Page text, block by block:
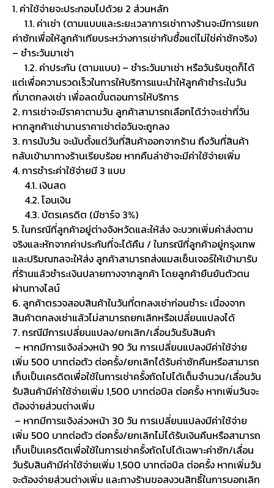
1. ค่าใช้จ่ายจะประกอบไปด้วย 2 ส่วนหลัก
1.1. ค่าเช่า (ตามแบบและระยะเวลาการเช่าทางร้านจะมีการแยก
ค่าซักเพื่อให้ลูกค้าเทียบระหว่างการเช่ากับซื้อแต่ไม่ใช่ค่าซักจริง)
– ชำระวันมาเช่า
1.2. ค่าประกัน (ตามแบบ) – ชำระวันมาเช่า หรือวันรับชุดก็ได้
แต่เพื่อความรวดเร็วในการให้บริการแนะนำให้ลูกค้าชำระในวัน
ที่มาตกลงเช่า เพื่อลดขั้นตอนการให้บริการ
2. การเช่าจะมีราคาตามวัน ลูกค้าสามารถเลือกได้ว่าจะเช่ากี่วัน
หากลูกค้าเช่านานราคาเช่าต่อวันจะถูกลง
3. การนับวัน จะนับตั้งแต่วันที่สินค้าออกจากร้าน ถึงวันที่สินค้า
กลับเข้ามาทางร้านเรียบร้อย หากคืนล่าช้าจะมีค่าใช้จ่ายเพิ่ม
4. การชำระค่าใช้จ่ายมี 3 แบบ
4.1. เงินสด
4.2. โอนเงิน
4.3. บัตรเครดิต (มีชาร์จ 3%)
5. ในกรณีที่ลูกค้าอยู่ต่างจังหวัดและให้ส่ง จะบวกเพิ่มค่าส่งตาม
จริงและหักจากค่าประกันที่จะได้คืน / ในกรณีที่ลูกค้าอยู่กรุงเทพ
และปริมณฑลจะให้ส่ง ลูกค้าสามารถส่งแมสเซ็นเจอร์ให้เข้ามารับ
ที่ร้านแล้วชำระเงินปลายทางจากลูกค้า โดยลูกค้ายืนยันตัวตน
ผ่านทางไลน์
6. ลูกค้าตรวจสอบสินค้าในวันที่ตกลงเช่าก่อนชำระ เนื่องจาก
สินค้าตกลงเช่าแล้วไม่สามารถยกเลิกหรือเปลี่ยนแปลงได้
7. กรณีมีการเปลี่ยนแปลง/ยกเลิก/เลื่อนวันรับสินค้า
– หากมีการแจ้งล่วงหน้า 90 วัน การเปลี่ยนแปลงมีค่าใช้จ่าย
เพิ่ม 500 บาทต่อตัว ต่อครั้ง/ยกเลิกได้รับค่าซักคืนหรือสามารถ
เก็บเป็นเครดิตเพื่อใช้ในการเช่าครั้งถัดไปได้เต็มจำนวน/เลื่อนวัน
รับสินค้ามีค่าใช้จ่ายเพิ่ม 1,500 บาทต่อบิล ต่อครั้ง หากเพิ่มวันจะ
ต้องจ่ายส่วนต่างเพิ่ม
– หากมีการแจ้งล่วงหน้า 30 วัน การเปลี่ยนแปลงมีค่าใช้จ่าย
เพิ่ม 500 บาทต่อตัว ต่อครั้ง/ยกเลิกไม่ได้รับเงินคืนหรือสามารถ
เก็บเป็นเครดิตเพื่อใช้ในการเช่าครั้งถัดไปได้เฉพาะค่าซัก/เลื่อน
วันรับสินค้ามีค่าใช้จ่ายเพิ่ม 1,500 บาทต่อบิล ต่อครั้ง หากเพิ่มวัน
จะต้องจ่ายส่วนต่างเพิ่ม และทางร้านขอสงวนสิทธิ์ในการบอกเลิก